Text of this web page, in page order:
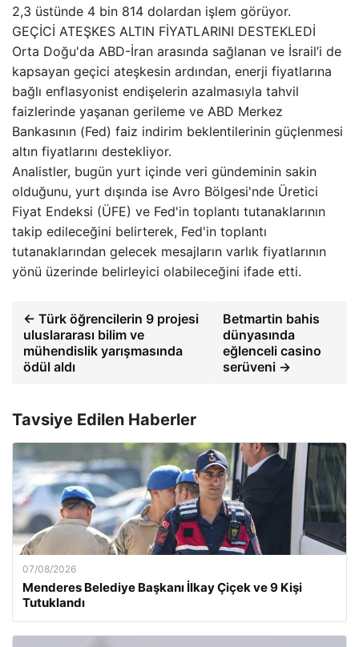
2,3 üstünde 4 bin 814 dolardan işlem görüyor.
GEÇİCİ ATEŞKES ALTIN FİYATLARINI DESTEKLEDİ
Orta Doğu'da ABD-İran arasında sağlanan ve İsrail’i de
kapsayan geçici ateşkesin ardından, enerji fiyatlarına
bağlı enflasyonist endişelerin azalmasıyla tahvil
faizlerinde yaşanan gerileme ve ABD Merkez
Bankasının (Fed) faiz indirim beklentilerinin güçlenmesi
altın fiyatlarını destekliyor.
Analistler, bugün yurt içinde veri gündeminin sakin
olduğunu, yurt dışında ise Avro Bölgesi'nde Üretici
Fiyat Endeksi (ÜFE) ve Fed'in toplantı tutanaklarının
takip edileceğini belirterek, Fed'in toplantı
tutanaklarından gelecek mesajların varlık fiyatlarının
yönü üzerinde belirleyici olabileceğini ifade etti.
← Türk öğrencilerin 9 projesi
uluslararası bilim ve
mühendislik yarışmasında
ödül aldı
Betmartin bahis
dünyasında
eğlenceli casino
serüveni →
Tavsiye Edilen Haberler
07/08/2026
Menderes Belediye Başkanı İlkay Çiçek ve 9 Kişi
Tutuklandı